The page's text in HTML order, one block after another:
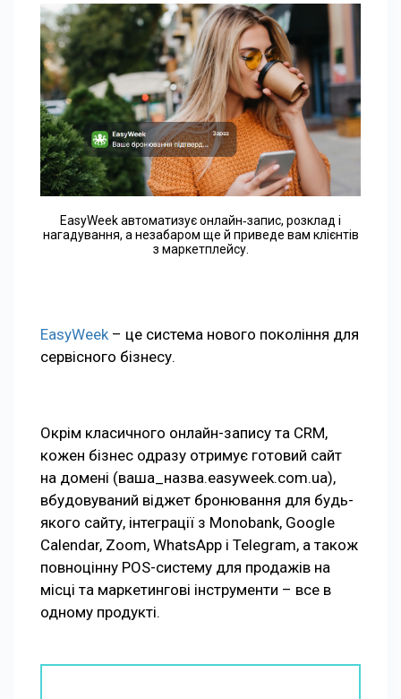
EasyWeek автоматизує онлайн‑запис, розклад і
нагадування, а незабаром ще й приведе вам клієнтів
з маркетплейсу.
EasyWeek– це система нового покоління для
сервісного бізнесу.
Окрім класичного онлайн-запису та CRM,
кожен бізнес одразу отримує готовий сайт
на домені (ваша_назва.easyweek.com.ua),
вбудовуваний віджет бронювання для будь-
якого сайту, інтеграції з Monobank, Google
Calendar, Zoom, WhatsApp і Telegram, а також
повноцінну POS-систему для продажів на
місці та маркетингові інструменти – все в
одному продукті.